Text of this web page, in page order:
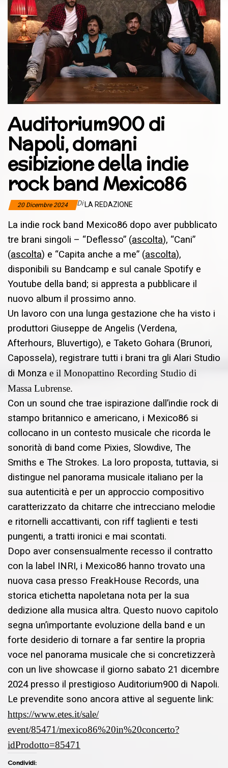
Auditorium900 di
Napoli, domani
esibizione della indie
rock band Mexico86
20 Dicembre 2024 Di LA REDAZIONE
La indie rock band Mexico86 dopo aver pubblicato
tre brani singoli – “Deflesso” (ascolta), “Cani”
(ascolta) e “Capita anche a me” (ascolta),
disponibili su Bandcamp e sul canale Spotify e
Youtube della band; si appresta a pubblicare il
nuovo album il prossimo anno.
Un lavoro con una lunga gestazione che ha visto i
produttori Giuseppe de Angelis (Verdena,
Afterhours, Bluvertigo), e Taketo Gohara (Brunori,
Capossela), registrare tutti i brani tra gli Alari Studio
di Monza e il Monopattino Recording Studio di
Massa Lubrense.
Con un sound che trae ispirazione dall’indie rock di
stampo britannico e americano, i Mexico86 si
collocano in un contesto musicale che ricorda le
sonorità di band come Pixies, Slowdive, The
Smiths e The Strokes. La loro proposta, tuttavia, si
distingue nel panorama musicale italiano per la
sua autenticità e per un approccio compositivo
caratterizzato da chitarre che intrecciano melodie
e ritornelli accattivanti, con riff taglienti e testi
pungenti, a tratti ironici e mai scontati.
Dopo aver consensualmente recesso il contratto
con la label INRI, i Mexico86 hanno trovato una
nuova casa presso FreakHouse Records, una
storica etichetta napoletana nota per la sua
dedizione alla musica altra. Questo nuovo capitolo
segna un’importante evoluzione della band e un
forte desiderio di tornare a far sentire la propria
voce nel panorama musicale che si concretizzerà
con un live showcase il giorno sabato 21 dicembre
2024 presso il prestigioso Auditorium900 di Napoli.
Le prevendite sono ancora attive al seguente link:
https://www.etes.it/sale/
event/85471/mexico86%20in%20concerto?
idProdotto=85471
Condividi: